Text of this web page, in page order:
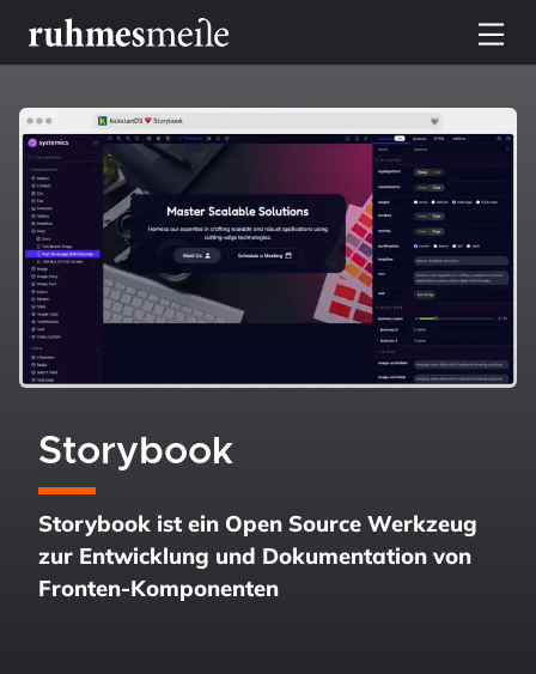
toggle
Storybook
Storybook ist ein Open Source Werkzeug
zur Entwicklung und Dokumentation von
Fronten-Komponenten